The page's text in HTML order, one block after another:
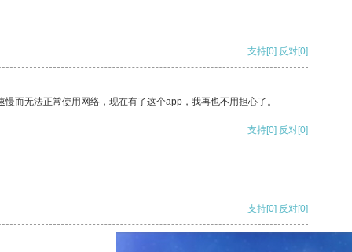
支持[0] 反对[0]
而无法正常使用网络，现在有了这个app，我再也不用担心了。
支持[0] 反对[0]
支持[0] 反对[0]